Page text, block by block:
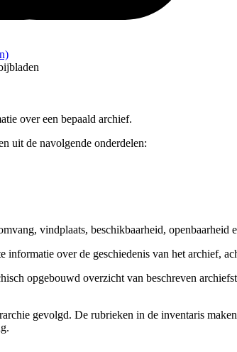
over een bepaald archief.
uit de navolgende onderdelen:
vindplaats, beschikbaarheid, openbaarheid
informatie over de geschiedenis van het archief,
opgebouwd overzicht van beschreven
gevolgd. De rubrieken in de inventaris